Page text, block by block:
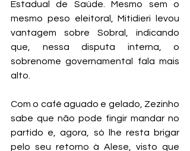
Estadual de Saúde. Mesmo sem o
mesmo peso eleitoral, Mitidieri levou
vantagem sobre Sobral, indicando
que, nessa disputa interna, o
sobrenome governamental fala mais
alto.
Com o café aguado e gelado, Zezinho
sabe que não pode fingir mandar no
partido e, agora, só lhe resta brigar
pelo seu retorno à Alese, visto que